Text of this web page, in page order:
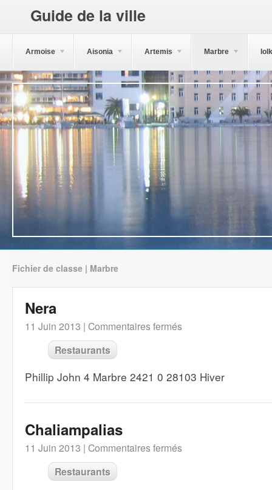
Guide de la ville
Armoise Aisonia Artemis Marbre
Fichier de classe | Marbre
Nera
11 Juin 2013 | Commentaires fermés
Restaurants
Phillip John 4 Marbre 2421 0 28103 Hiver
Chaliampalias
11 Juin 2013 | Commentaires fermés
Restaurants